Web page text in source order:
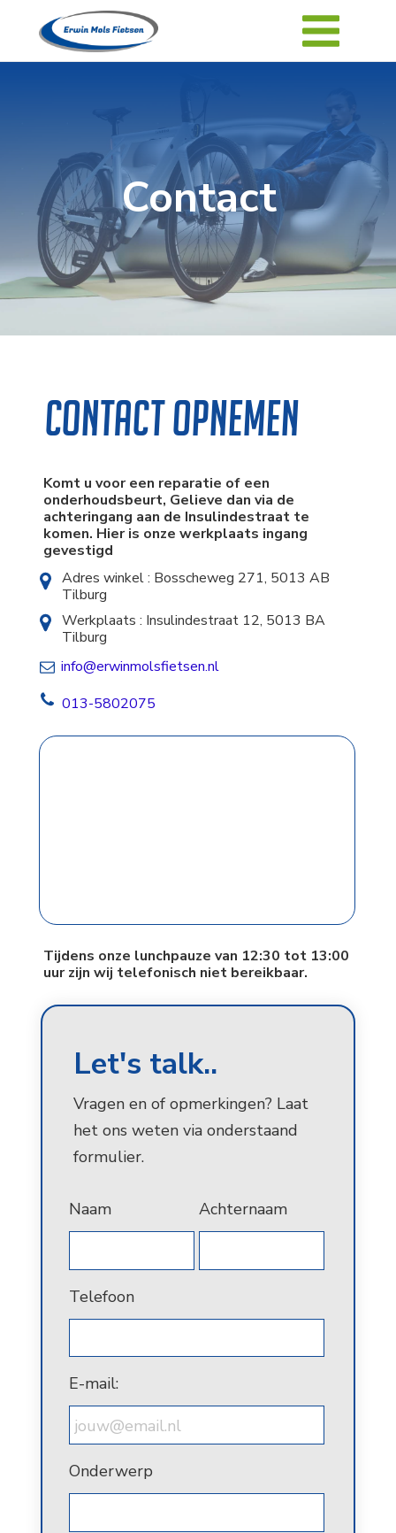
Contact
Naam Achternaam
Telefoon
E-mail:
Onderwerp
Contact opnemen
013-5802075
info@erwinmolsfietsen.nl
Werkplaats : Insulindestraat 12, 5013 BA
Tilburg
Adres winkel : Bosscheweg 271, 5013 AB
Tilburg
Tijdens onze lunchpauze van 12:30 tot 13:00
uur zijn wij telefonisch niet bereikbaar.
Komt u voor een reparatie of een
onderhoudsbeurt, Gelieve dan via de
achteringang aan de Insulindestraat te
komen. Hier is onze werkplaats ingang
gevestigd
Let's talk..
Vragen en of opmerkingen? Laat
het ons weten via onderstaand
formulier.